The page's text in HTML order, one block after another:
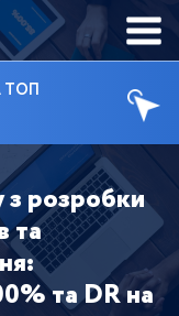
ТОП
з розробки
та
та DR на